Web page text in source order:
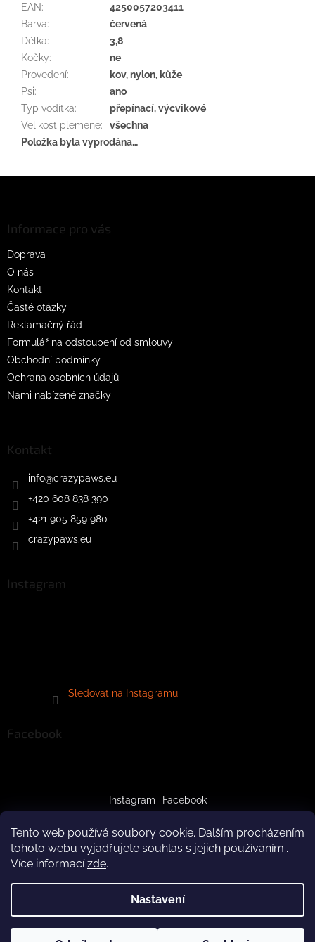
Tento web používá soubory cookie. Dalším procházením
tohoto webu vyjadřujete souhlas s jejich používáním..
Více informacízde.
Nastavení
EAN:
4250057203411
Barva:
červená
Délka:
3,8
Kočky:
ne
Provedení:
kov, nylon, kůže
Psi:
ano
Typ vodítka:
přepínací, výcvikové
Velikost plemene:
všechna
Položka byla vyprodána…
Informace pro vás
Doprava
O nás
Kontakt
Časté otázky
Reklamačný řád
Formulář na odstoupení od smlouvy
Obchodní podmínky
Ochrana osobních údajů
Námi nabízené značky
Kontakt
info@crazypaws.eu
+420 608 838 390
+421 905 859 980
crazypaws.eu
Instagram
Sledovat na Instagramu
Facebook
Instagram Facebook
crazypaws.cz